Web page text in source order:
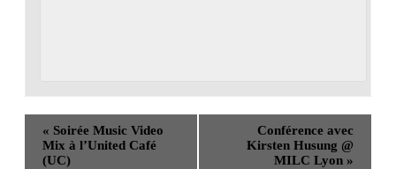
« Soirée Music Video
Mix à l’United Café
(UC)
Conférence avec
Kirsten Husung @
MILC Lyon »